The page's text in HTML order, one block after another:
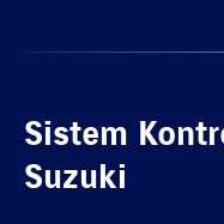
Sistem
Suzuki